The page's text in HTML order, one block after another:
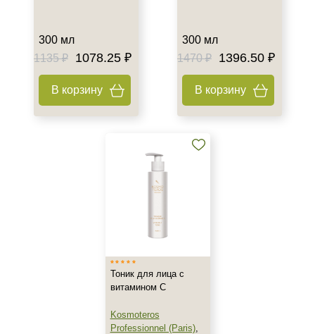
Тип пилинга
Гликолевый
300 мл
1135 ₽
1078.25 ₽
В корзину
300 мл
1470 ₽
1396.50 ₽
В корзину
Тоник для лица с
витамином С
Kosmoteros
Professionnel (Paris),